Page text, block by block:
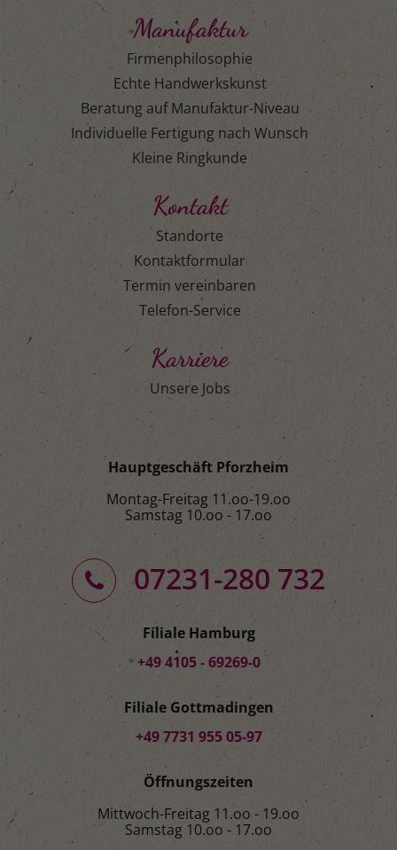
Manufaktur
Firmenphilosophie
Echte Handwerkskunst
Beratung auf Manufaktur-Niveau
Individuelle Fertigung nach Wunsch
Kleine Ringkunde
Kontakt
Standorte
Kontaktformular
Termin vereinbaren
Telefon-Service
Karriere
Unsere Jobs
Hauptgeschäft Pforzheim
Montag-Freitag 11.oo-19.oo
Samstag 10.oo - 17.oo
07231-280 732
Filiale Hamburg
+49 4105 - 69269-0
Filiale Gottmadingen
+49 7731 955 05-97
Öffnungszeiten
Mittwoch-Freitag 11.oo - 19.oo
Samstag 10.oo - 17.oo